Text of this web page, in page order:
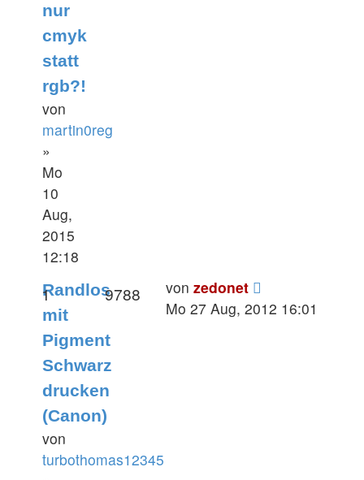
nur
cmyk
statt
rgb?!
von
martin0reg
»
Mo
10
Aug,
2015
12:18
Randlos
mit
Pigment
Schwarz
drucken
(Canon)
von
turbothomas12345
1 9788 von zedonet
Mo 27 Aug, 2012 16:01